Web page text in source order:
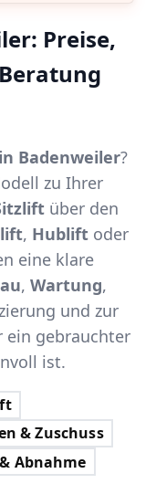
Preise,
Badenweiler?
zu Ihrer
über den
, Hublift oder
eine klare
, Wartung,
und zur
ein gebrauchter
ist.
& Zuschuss
Abnahme